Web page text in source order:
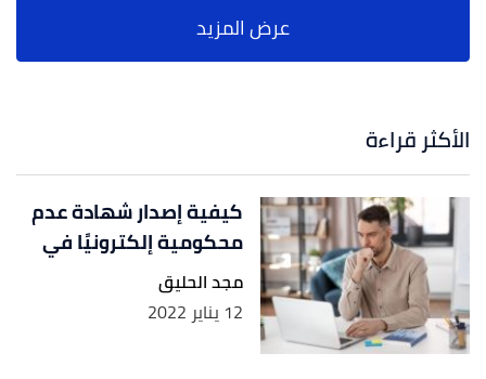
الأكثر قراءة
كيفية إصدار شهادة عدم
محكومية إلكترونيًا في
مجد الحليق
12 يناير 2022